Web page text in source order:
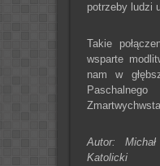
potrzeby ludzi
Takie
wsparte
nam w
Autor: Michał
Katolicki